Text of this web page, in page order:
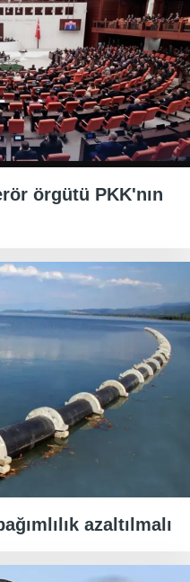
örgütü PKK'nın
azaltılmalı